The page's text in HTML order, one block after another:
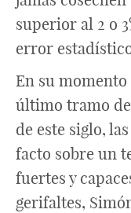
superior al 2 o
error
En su
último tramo
de este siglo,
facto sobre un
fuertes y
gerifaltes,